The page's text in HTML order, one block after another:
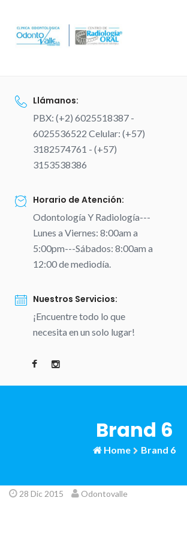
content
Llámanos:
PBX: (+2) 6025518387 -
6025536522 Celular: (+57)
3182574761 - (+57)
3153538386
Horario de Atención:
Odontología Y Radiología---
Lunes a Viernes: 8:00am a
5:00pm---Sábados: 8:00am a
12:00 de mediodía.
Nuestros Servicios:
¡Encuentre todo lo que
necesita en un solo lugar!
Brand 6
Home Brand 6
28 Dic 2015 Odontovalle